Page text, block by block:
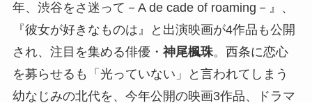
年、渋谷をさ迷って－A de cade of roaming－』、
『彼女が好きなものは』と出演映画が4作品も公開
され、注目を集める俳優・ 神尾楓珠。西条に恋心
を募らせるも「光っていない」と言われてしまう
幼なじみの北代を、今年公開の映画3作品、ドラマ